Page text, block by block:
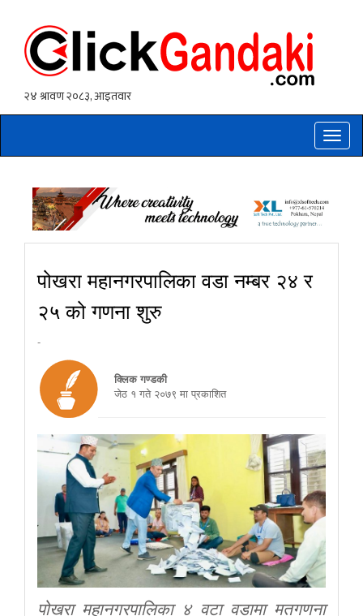
Toggle
पोखरा महानगरपालिका वडा नम्बर २४ र
२५ को गणना शुरु
-
क्लिक गण्डकी
जेठ १ गते २०७९ मा प्रकाशित
पोखरा महानगरपालिका ४ वटा वडामा मतगणना